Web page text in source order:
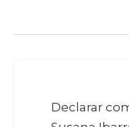
Declarar